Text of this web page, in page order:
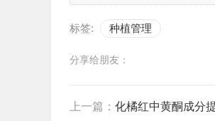
标签: 种植管理
分享给朋友：
上一篇： 化橘红中黄酮成分